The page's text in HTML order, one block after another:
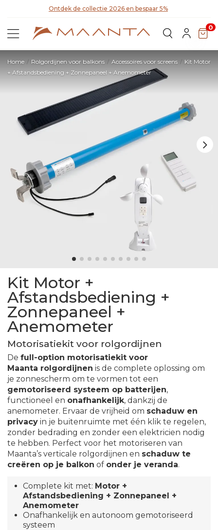
Ontdek de collectie 2026 en bespaar 5%
0
Home Rolgordijnen voor balkons Accessoires voor screens
Kit Motor
+ Afstandsbediening + Zonnepaneel + Anemometer
Kit Motor +
Afstandsbediening +
Zonnepaneel +
Anemometer
Motorisatiekit voor rolgordijnen
De full-option motorisatiekit voor
Maanta rolgordijnen is de complete oplossing om
je zonnescherm om te vormen tot een
gemotoriseerd systeem op batterijen,
functioneel en onafhankelijk, dankzij de
anemometer. Ervaar de vrijheid om schaduw en
privacy in je buitenruimte met één klik te regelen,
zonder bedrading en zonder een elektricien nodig
te hebben. Perfect voor het motoriseren van
Maanta’s verticale rolgordijnen en schaduw te
creëren op je balkon of onder je veranda.
Complete kit met: Motor +
Afstandsbediening + Zonnepaneel +
Anemometer
Onafhankelijk en autonoom gemotoriseerd
systeem